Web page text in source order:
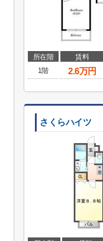
所在階 賃料
1階
2.6万円
さくらハイツ